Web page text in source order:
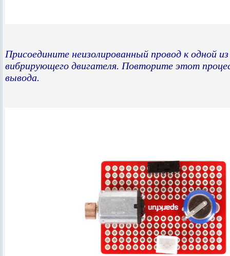
Присоедините неизолированный провод к одной
вибрирующего двигателя. Повторите этот
вывода.